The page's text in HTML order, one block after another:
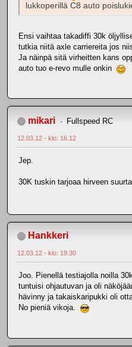
lukkoperillä C8 auto
Ensi vaihtaa takadiffi 30k
tutkia niitä axle carriereita jos
Ja näinpä sitä virheitten kans
auto tuo e-revo mulle onkin
mikari Fullspeed RC
12.03.12 - klo: 16.12
Jep.
30K tuskin tarjoaa hirveen
Hankkeri
12.03.12 - klo: 19.30
Joo. Pienellä testiajolla noilla
tuntuisi ohjautuvan ja oli
hävinny ja takaiskaripukki oli
No pieniä vikoja.